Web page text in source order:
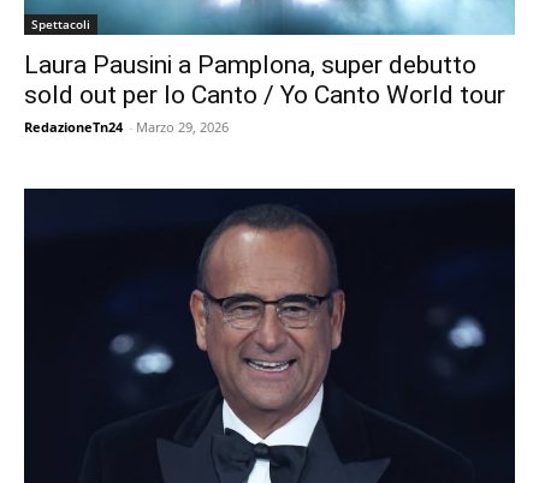
Spettacoli
Laura Pausini a Pamplona, super debutto
sold out per Io Canto / Yo Canto World tour
RedazioneTn24 - Marzo 29, 2026